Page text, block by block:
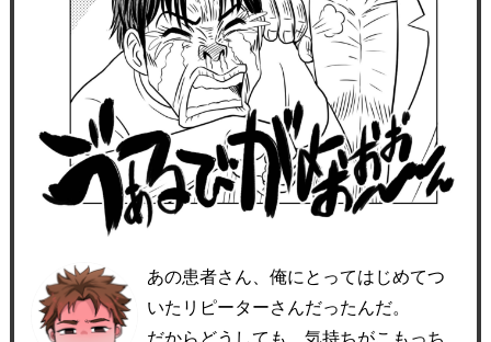
あの患者さん、俺にとってはじめてつ
いたリピーターさんだったんだ。
だからどうしても、気持ちがこもっち